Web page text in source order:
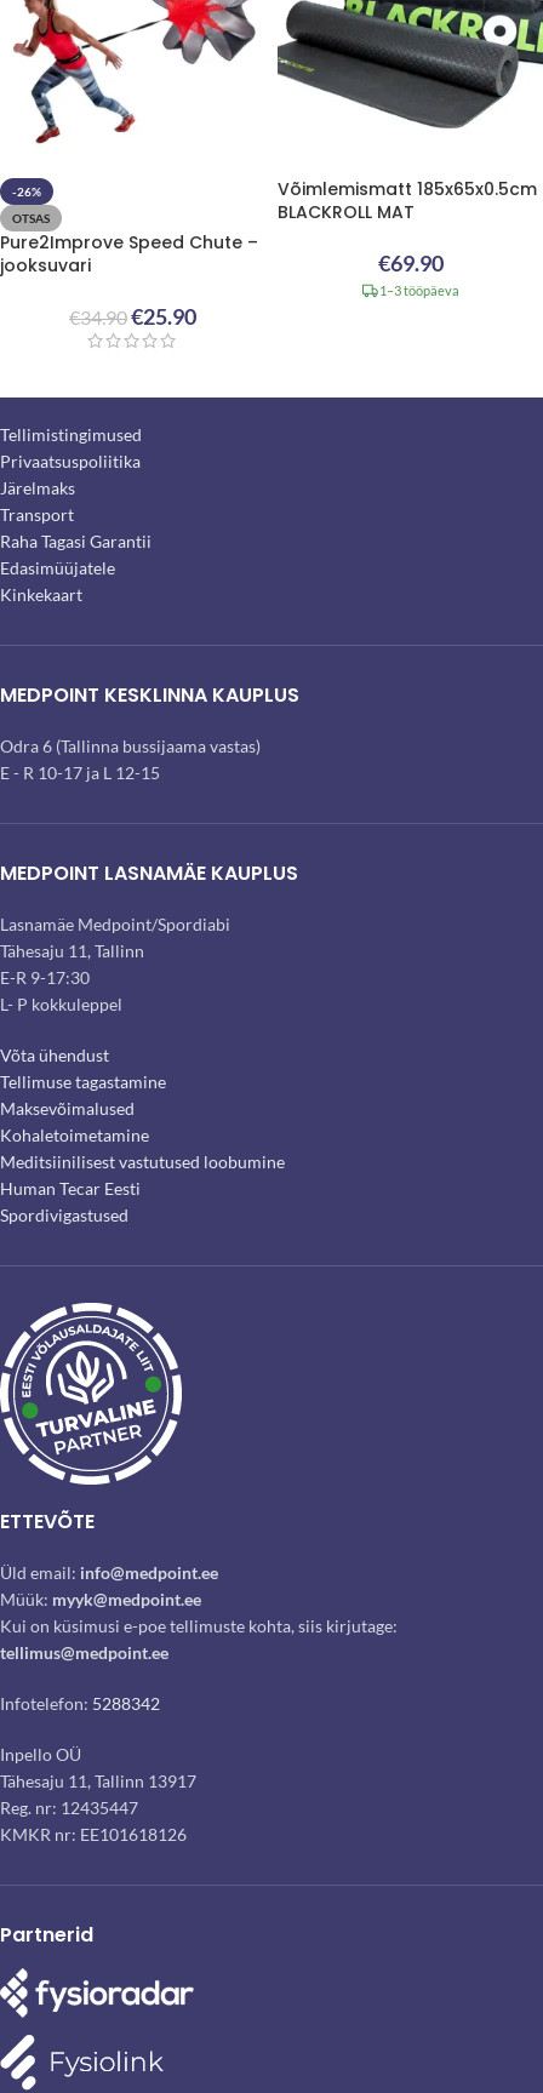
-26%
OTSAS
Pure2Improve Speed Chute –
jooksuvari
€34.90€25.90
Võimlemismatt 185x65x0.5cm
BLACKROLL MAT
€69.90
1–3 tööpäeva
Tellimistingimused
Privaatsuspoliitika
Järelmaks
Transport
Raha Tagasi Garantii
Edasimüüjatele
Kinkekaart
MEDPOINT KESKLINNA KAUPLUS
Odra 6 (Tallinna bussijaama vastas)
E - R 10-17 ja L 12-15
MEDPOINT LASNAMÄE KAUPLUS
Lasnamäe Medpoint/Spordiabi
Tähesaju 11, Tallinn
E-R 9-17:30
L- P kokkuleppel
Võta ühendust
Tellimuse tagastamine
Maksevõimalused
Kohaletoimetamine
Meditsiinilisest vastutused loobumine
Human Tecar Eesti
Spordivigastused
ETTEVÕTE
Üld email: info@medpoint.ee
Müük: myyk@medpoint.ee
Kui on küsimusi e-poe tellimuste kohta, siis kirjutage:
tellimus@medpoint.ee
Infotelefon: 5288342
Inpello OÜ
Tähesaju 11, Tallinn 13917
Reg. nr: 12435447
KMKR nr: EE101618126
Partnerid